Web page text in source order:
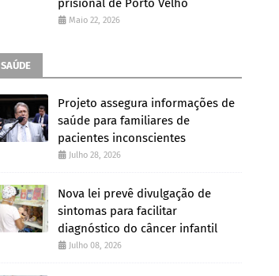
prisional de Porto Velho
Maio 22, 2026
SAÚDE
Projeto assegura informações de
saúde para familiares de
pacientes inconscientes
Julho 28, 2026
Nova lei prevê divulgação de
sintomas para facilitar
diagnóstico do câncer infantil
Julho 08, 2026